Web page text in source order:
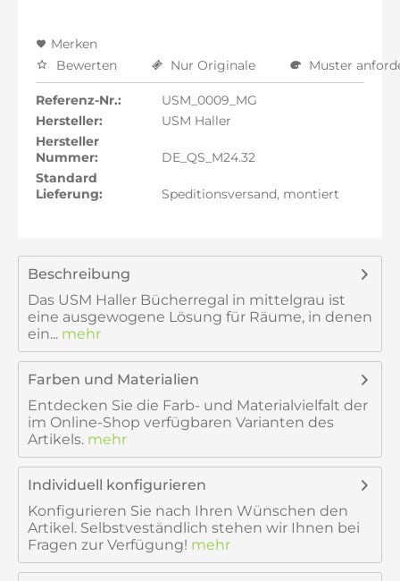
Merken
Bewerten
Nur Originale Muster
Referenz-Nr.:
USM_0009_MG
Hersteller:
USM Haller
Hersteller
Nummer:
DE_QS_M24.32
Standard
Lieferung:
Speditionsversand, montiert
Beschreibung
Das USM Haller Bücherregal in mittelgrau ist
eine ausgewogene Lösung für Räume, in denen
ein... mehr
Farben und Materialien
Entdecken Sie die Farb- und Materialvielfalt der
im Online-Shop verfügbaren Varianten des
Artikels. mehr
Individuell konfigurieren
Konfigurieren Sie nach Ihren Wünschen den
Artikel. Selbstveständlich stehen wir Ihnen bei
Fragen zur Verfügung! mehr